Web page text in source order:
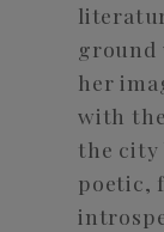
ground
her
with
the city
poetic,